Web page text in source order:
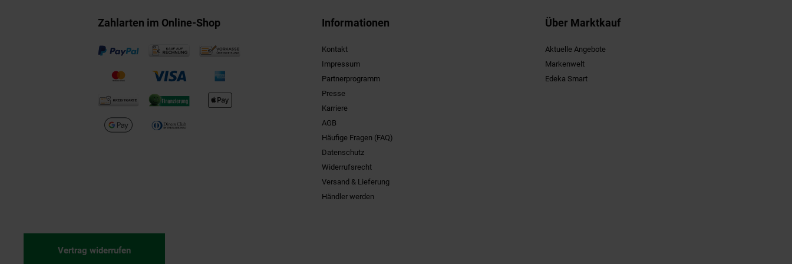
Zahlarten im Online-Shop Informationen
Kontakt
Impressum
Partnerprogramm
Presse
Karriere
AGB
Häufige Fragen (FAQ)
Datenschutz
Widerrufsrecht
Versand & Lieferung
Händler werden
Über Marktkauf
Aktuelle Angebote
Markenwelt
Edeka Smart
Vertrag widerrufen